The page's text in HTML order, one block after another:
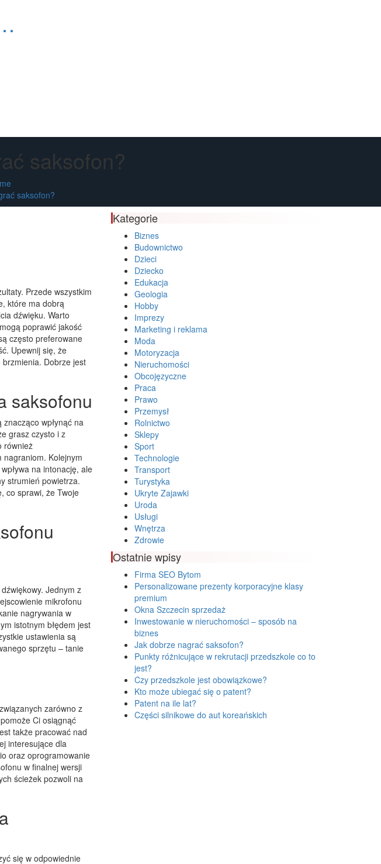
saksofon?
saksofon?
Przede wszystkim
które ma dobrą
dźwięku. Warto
poprawić jakość
często preferowane
Upewnij się, że
brzmienia. Dobrze jest
saksofonu
wpłynąć na
grasz czysto i z
również
Kolejnym
na intonację, ale
strumień powietrza.
co sprawi, że Twoje
Jednym z
mikrofonu
nagrywania w
istotnym błędem jest
ustawienia są
sprzętu – tanie
zarówno z
Ci osiągnąć
także pracować nad
interesujące dla
oraz oprogramowanie
w finalnej wersji
ścieżek pozwoli na
się w odpowiednie
Kategorie
Biznes
Budownictwo
Dzieci
Dziecko
Edukacja
Geologia
Hobby
Imprezy
Marketing i reklama
Moda
Motoryzacja
Nieruchomości
Obcojęzyczne
Praca
Prawo
Przemysł
Rolnictwo
Sklepy
Sport
Technologie
Transport
Turystyka
Ukryte Zajawki
Uroda
Usługi
Wnętrza
Zdrowie
Ostatnie wpisy
Firma SEO Bytom
Personalizowane prezenty korporacyjne klasy
premium
Okna Szczecin sprzedaż
Inwestowanie w nieruchomości – sposób na
biznes
Jak dobrze nagrać saksofon?
Punkty różnicujące w rekrutacji przedszkole co to
jest?
Czy przedszkole jest obowiązkowe?
Kto może ubiegać się o patent?
Patent na ile lat?
Części silnikowe do aut koreańskich